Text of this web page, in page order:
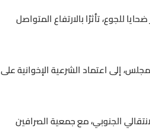
للجوع، تأثرًا بالارتفاع المتواصل
إلى اعتماد الشرعية الإخوانية على
الجنوبي، مع جمعية الصرافين